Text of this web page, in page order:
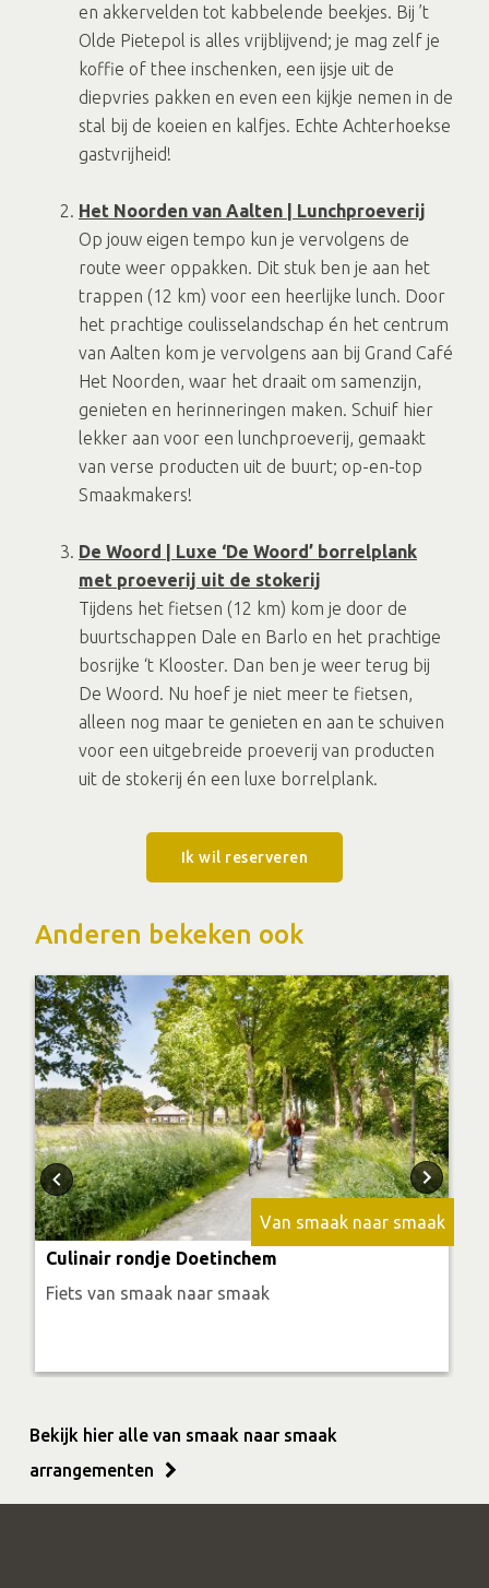
en akkervelden tot kabbelende beekjes. Bij ’t
Olde Pietepol is alles vrijblijvend; je mag zelf je
koffie of thee inschenken, een ijsje uit de
diepvries pakken en even een kijkje nemen in de
stal bij de koeien en kalfjes. Echte Achterhoekse
gastvrijheid!
Het Noorden van Aalten | Lunchproeverij
Op jouw eigen tempo kun je vervolgens de
route weer oppakken. Dit stuk ben je aan het
trappen (12 km) voor een heerlijke lunch. Door
het prachtige coulisselandschap én het centrum
van Aalten kom je vervolgens aan bij Grand Café
Het Noorden, waar het draait om samenzijn,
genieten en herinneringen maken. Schuif hier
lekker aan voor een lunchproeverij, gemaakt
van verse producten uit de buurt; op-en-top
Smaakmakers!
De Woord | Luxe ‘De Woord’ borrelplank
met proeverij uit de stokerij
Tijdens het fietsen (12 km) kom je door de
buurtschappen Dale en Barlo en het prachtige
bosrijke ‘t Klooster. Dan ben je weer terug bij
De Woord. Nu hoef je niet meer te fietsen,
alleen nog maar te genieten en aan te schuiven
voor een uitgebreide proeverij van producten
uit de stokerij én een luxe borrelplank.
Ik wil reserveren
Anderen bekeken ook
Van smaak naar smaak
Culinair rondje Doetinchem
Fiets van smaak naar smaak
Bekijk hier alle van smaak naar smaak
arrangementen